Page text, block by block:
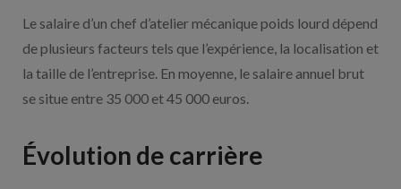
Le salaire d’un chef d’atelier mécanique poids lourd dépend
de plusieurs facteurs tels que l’expérience, la localisation et
la taille de l’entreprise. En moyenne, le salaire annuel brut
se situe entre 35 000 et 45 000 euros.
Évolution de carrière